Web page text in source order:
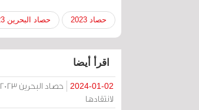
حصاد 2023 حصاد البحرين 2023
اقرأ أيضا
2024-01-02
لانتقادها